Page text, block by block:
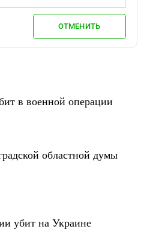
ОТМЕНИТЬ
в военной операции
областной думы
убит на Украине